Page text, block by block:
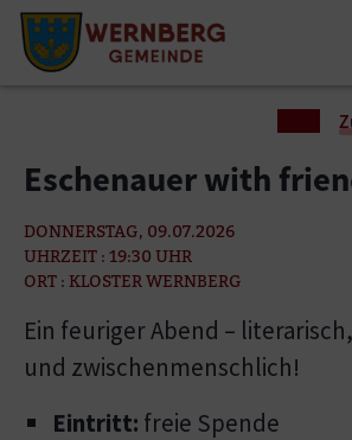
Zum Inhalt springen
Zum Seitenende springen
Eschenauer with
DONNERSTAG, 09.07.2026
UHRZEIT : 19:30 UHR
ORT : KLOSTER WERNBERG
Ein feuriger Abend –
und zwischenmenschlich!
Eintritt: freie Spende